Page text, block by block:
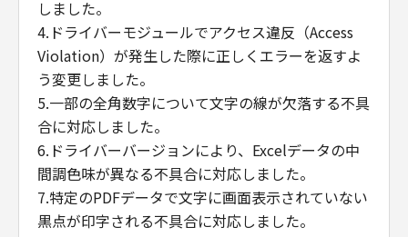
しました。
4.ドライバーモジュールでアクセス違反（Access
Violation）が発生した際に正しくエラーを返すよ
う変更しました。
5.一部の全角数字について文字の線が欠落する不具
合に対応しました。
6.ドライバーバージョンにより、Excelデータの中
間調色味が異なる不具合に対応しました。
7.特定のPDFデータで文字に画面表示されていない
黒点が印字される不具合に対応しました。